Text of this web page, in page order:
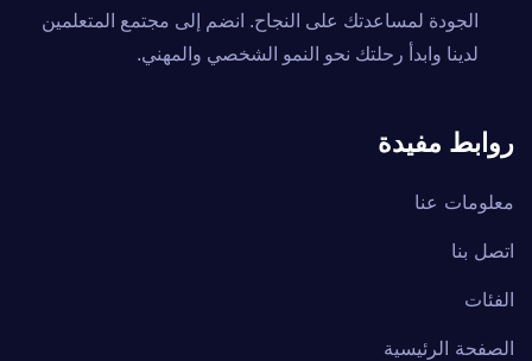
الجودة لمساعدتك على النجاح. انضم إلى مجتمع المتعلمين
لدينا وابدأ رحلتك نحو النمو الشخصي والمهني.
روابط مفيدة
معلومات عنا
اتصل بنا
الفئات
الصفحة الرئيسية